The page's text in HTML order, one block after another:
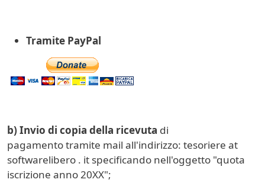
Tramite PayPal
b) Invio di copia della ricevuta di
pagamentotramite mail all'indirizzo: tesoriere at
softwarelibero . it specificando nell'oggetto "quota
iscrizione anno 20XX";